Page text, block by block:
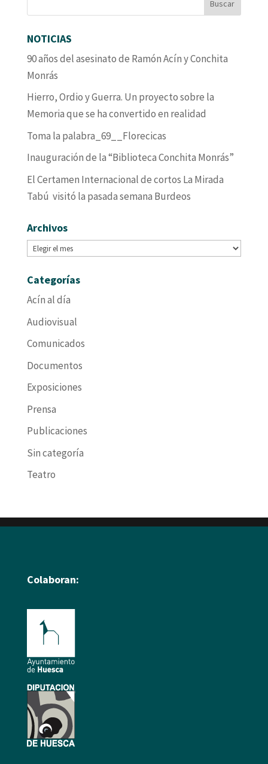
NOTICIAS
90 años del asesinato de Ramón Acín y Conchita
Monrás
Hierro, Ordio y Guerra. Un proyecto sobre la
Memoria que se ha convertido en realidad
Toma la palabra_69__Florecicas
Inauguración de la “Biblioteca Conchita Monrás”
El Certamen Internacional de cortos La Mirada
Tabú visitó la pasada semana Burdeos
Archivos
Archivos
Categorías
Acín al día
Audiovisual
Comunicados
Documentos
Exposiciones
Prensa
Publicaciones
Sin categoría
Teatro
Colaboran: